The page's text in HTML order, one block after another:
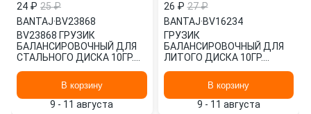
24 ₽ 25 ₽
BANTAJ·BV23868
BV23868 ГРУЗИК
БАЛАНСИРОВОЧНЫЙ ДЛЯ
СТАЛЬНОГО ДИСКА 10ГР.
В корзину
9 - 11 августа
26 ₽ 27 ₽
BANTAJ·BV16234
ГРУЗИК
БАЛАНСИРОВОЧНЫЙ ДЛЯ
ЛИТОГО ДИСКА 10ГР.
BV16234
В корзину
9 - 11 августа